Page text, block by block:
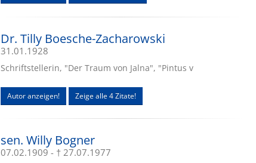
Dr. Tilly Boesche-Zacharowski
31.01.1928
Schriftstellerin, "Der Traum von Jalna", "Pintus v
Autor anzeigen! Zeige alle 4 Zitate!
sen. Willy Bogner
07.02.1909 - † 27.07.1977